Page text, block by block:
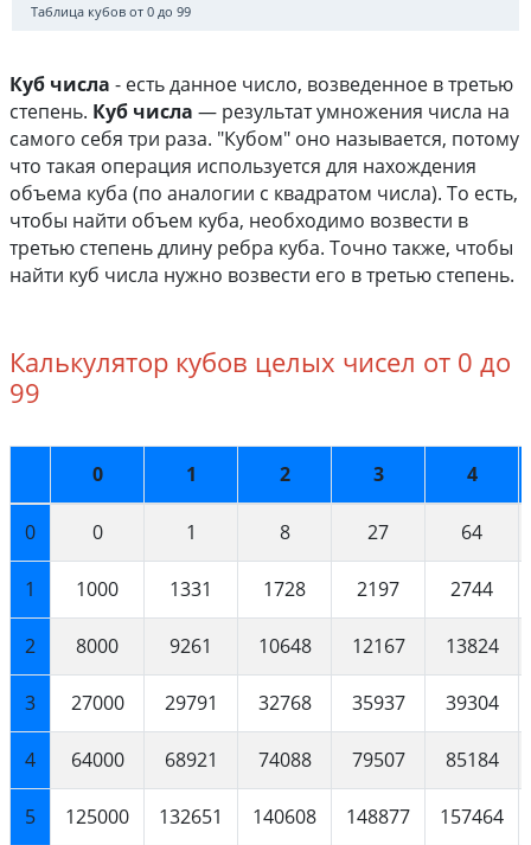
Таблица кубов от 0 до 99
Куб числа - есть данное число, возведенное в третью
степень. Куб числа — результат умножения числа на
самого себя три раза. "Кубом" оно называется, потому
что такая операция используется для нахождения
объема куба (по аналогии с квадратом числа). То есть,
чтобы найти объем куба, необходимо возвести в
третью степень длину ребра куба. Точно также, чтобы
найти куб числа нужно возвести его в третью степень.
Калькулятор кубов целых чисел от 0 до
99
0 1 2 3 4
0 0 1 8 27 64
1 1000 1331 1728 2197 2744
2 8000 9261 10648 12167 13824
3 27000 29791 32768 35937 39304
4 64000 68921 74088 79507 85184
5 125000 132651 140608 148877 157464